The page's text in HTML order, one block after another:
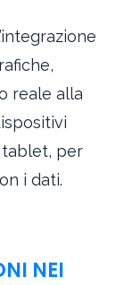
reale alla
per
i dati.
NEI